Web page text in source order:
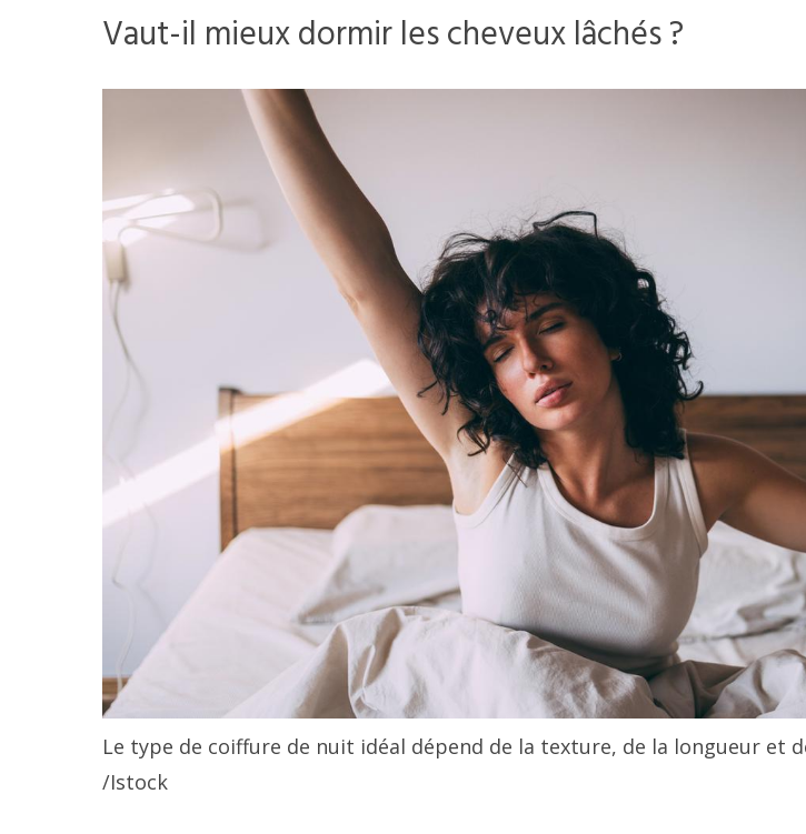
Vaut-il mieux dormir les cheveux lâchés ?
Le type de coiffure de nuit idéal dépend de la texture, de la longueur et
/Istock